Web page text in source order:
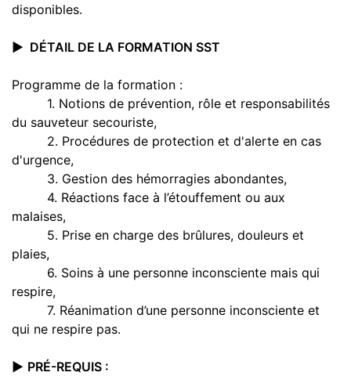
disponibles.
▶️ DÉTAIL DE LA FORMATION SST
Programme de la formation :
1. Notions de prévention, rôle et responsabilités
du sauveteur secouriste,
2. Procédures de protection et d'alerte en cas
d'urgence,
3. Gestion des hémorragies abondantes,
4. Réactions face à l’étouffement ou aux
malaises,
5. Prise en charge des brûlures, douleurs et
plaies,
6. Soins à une personne inconsciente mais qui
respire,
7. Réanimation d’une personne inconsciente et
qui ne respire pas.
▶️ PRÉ-REQUIS :